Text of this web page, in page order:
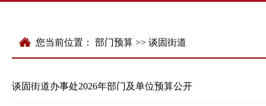
您当前位置： 部门预算 >> 谈固街道
谈固街道办事处2026年部门及单位预算公开